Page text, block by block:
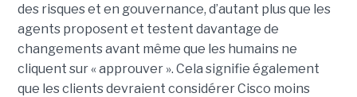
des risques et en gouvernance, d’autant plus que les
agents proposent et testent davantage de
changements avant même que les humains ne
cliquent sur « approuver ». Cela signifie également
que les clients devraient considérer Cisco moins